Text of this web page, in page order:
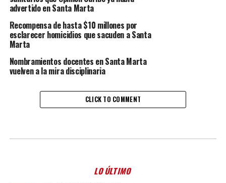
advertido en Santa Marta
Recompensa de hasta $10 millones por
esclarecer homicidios que sacuden a Santa
Marta
Nombramientos docentes en Santa Marta
vuelven a la mira disciplinaria
CLICK TO COMMENT
LO ÚLTIMO